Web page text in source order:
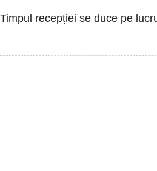
Timpul recepției se duce pe